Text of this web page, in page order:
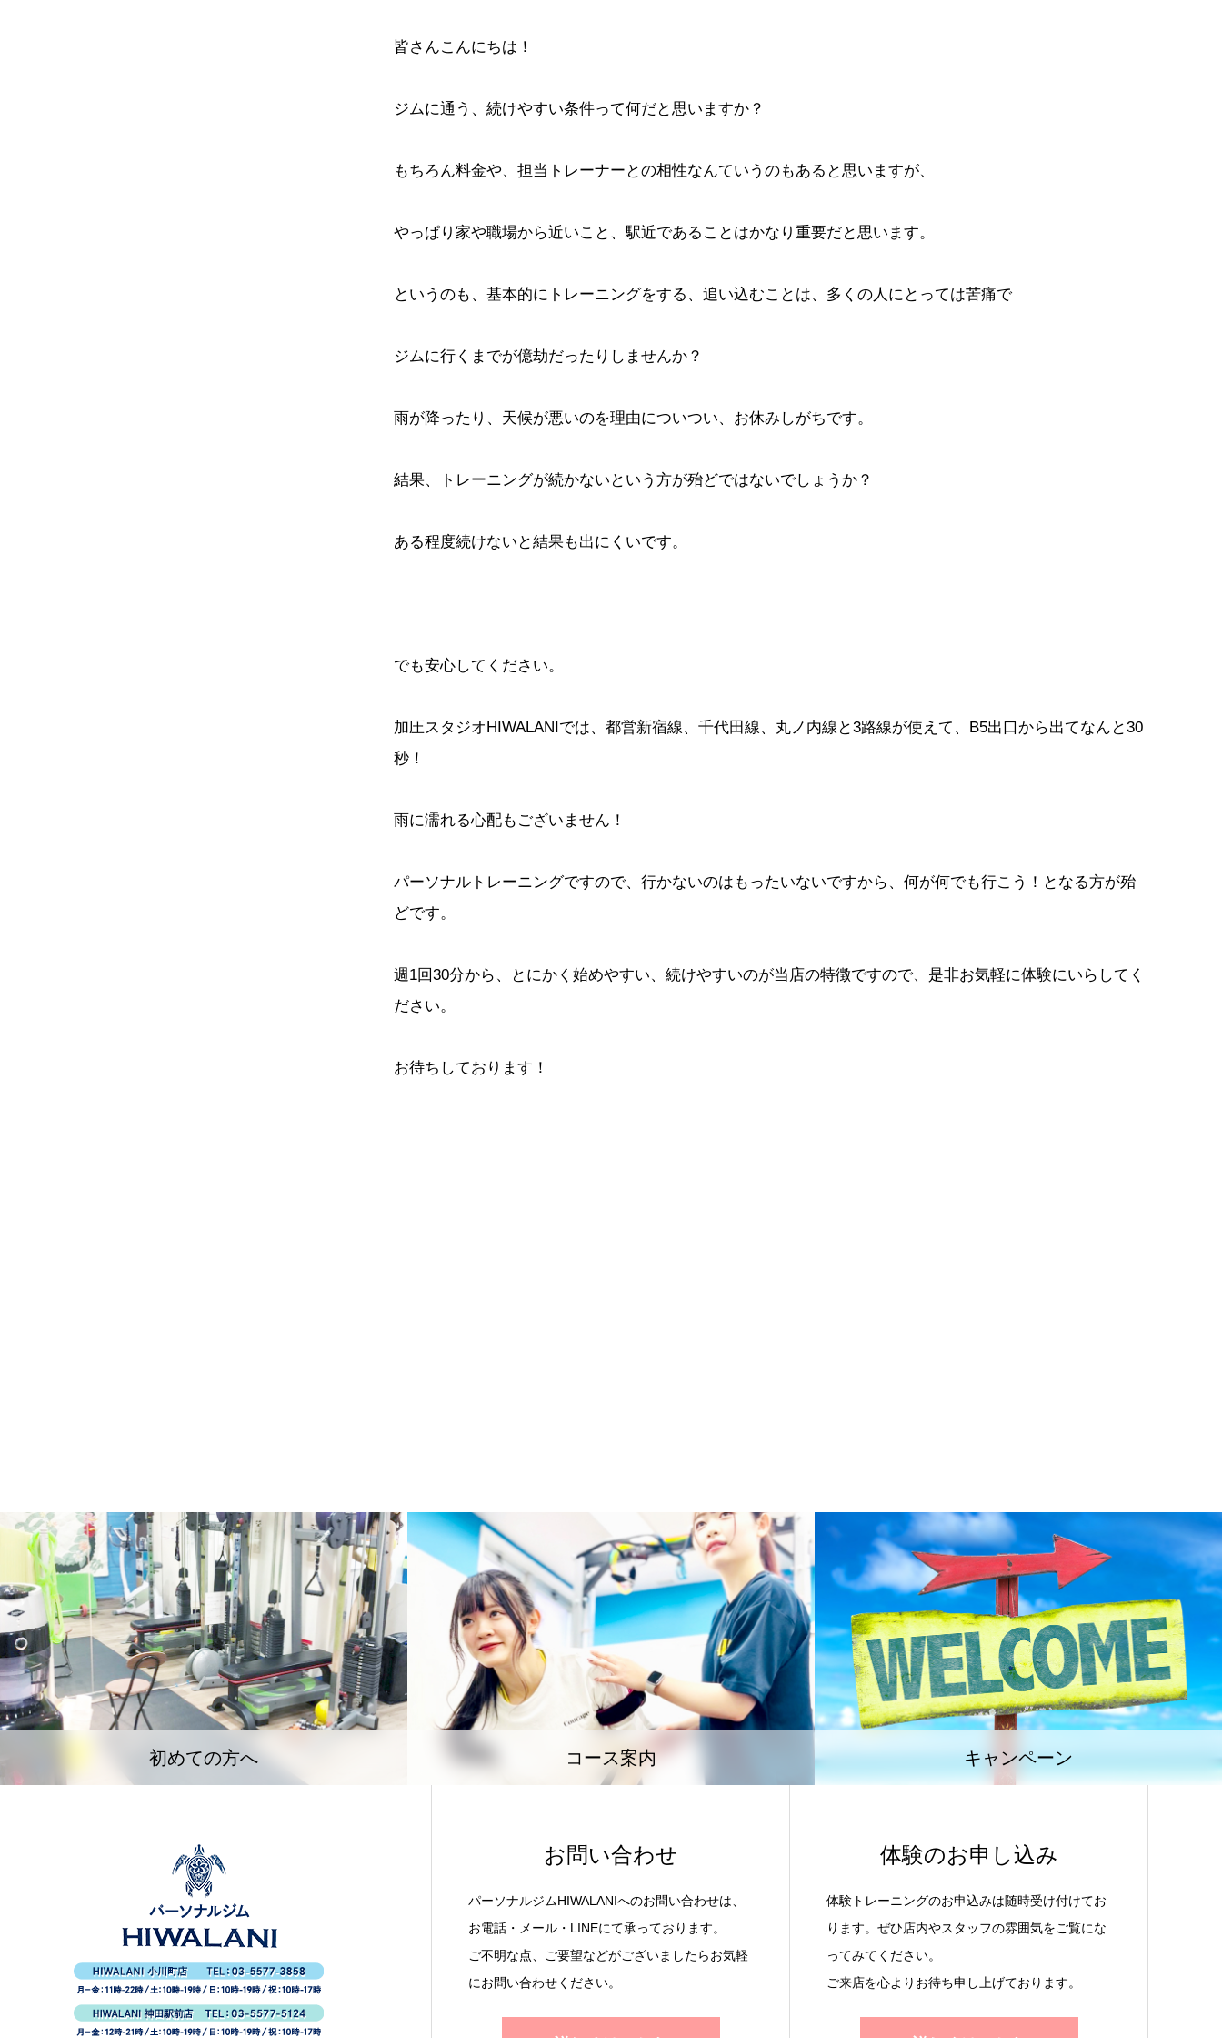
皆さんこんにちは！
ジムに通う、続けやすい条件って何だと思いますか？
もちろん料金や、担当トレーナーとの相性なんていうのもあると思いますが、
やっぱり家や職場から近いこと、駅近であることはかなり重要だと思います。
というのも、基本的にトレーニングをする、追い込むことは、多くの人にとっては苦痛で
ジムに行くまでが億劫だったりしませんか？
雨が降ったり、天候が悪いのを理由についつい、お休みしがちです。
結果、トレーニングが続かないという方が殆どではないでしょうか？
ある程度続けないと結果も出にくいです。
でも安心してください。
加圧スタジオHIWALANIでは、都営新宿線、千代田線、丸ノ内線と3路線が使えて、B5出口から出てなんと30
秒！
雨に濡れる心配もございません！
パーソナルトレーニングですので、行かないのはもったいないですから、何が何でも行こう！となる方が殆
どです。
週1回30分から、とにかく始めやすい、続けやすいのが当店の特徴ですので、是非お気軽に体験にいらしてく
ださい。
お待ちしております！
初めての方へ コース案内 キャンペーン
お問い合わせ
パーソナルジムHIWALANIへのお問い合わせは、
お電話・メール・LINEにて承っております。
ご不明な点、ご要望などがございましたらお気軽
にお問い合わせください。
体験のお申し込み
体験トレーニングのお申込みは随時受け付けてお
ります。ぜひ店内やスタッフの雰囲気をご覧にな
ってみてください。
ご来店を心よりお待ち申し上げております。